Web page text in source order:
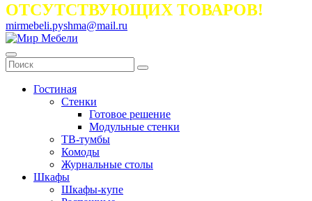
ОТСУТСТВУЮЩИХ ТОВАРОВ!
mirmebeli.pyshma@mail.ru
Гостиная
Стенки
Готовое решение
Модульные стенки
ТВ-тумбы
Комоды
Журнальные столы
Шкафы
Шкафы-купе